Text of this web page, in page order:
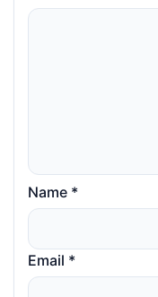
Name *
Email *